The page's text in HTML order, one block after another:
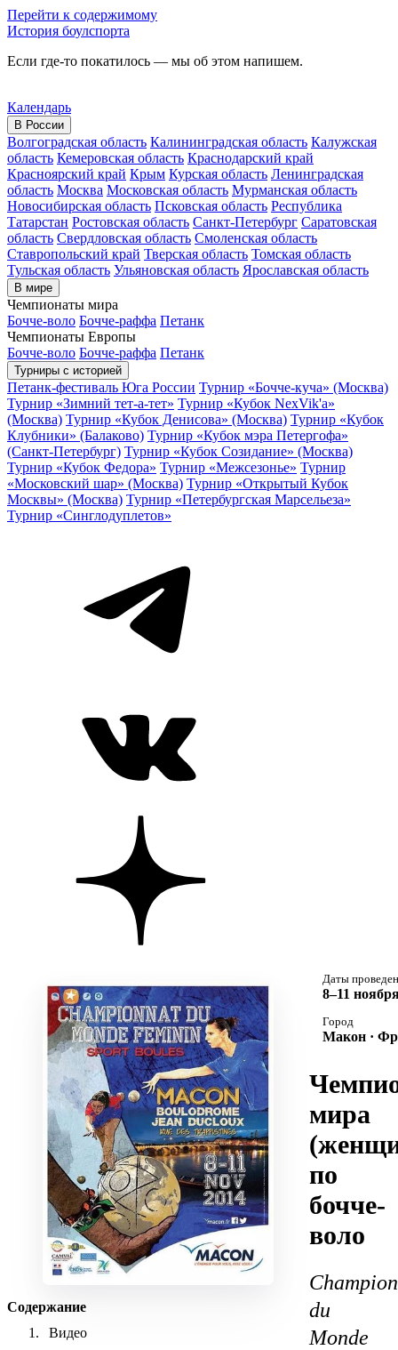
Перейти к содержимому
История боулспорта
Если где-то покатилось — мы об этом напишем.
Календарь
В России
Волгоградская область Калининградская область Калужская
область Кемеровская область Краснодарский край
Красноярский край Крым Курская область Ленинградская
область Москва Московская область Мурманская область
Новосибирская область Псковская область Республика
Татарстан Ростовская область Санкт-Петербург Саратовская
область Свердловская область Смоленская область
Ставропольский край Тверская область Томская область
Тульская область Ульяновская область Ярославская область
В мире
Чемпионаты мира
Бочче-воло Бочче-раффа Петанк
Чемпионаты Европы
Бочче-воло Бочче-раффа Петанк
Турниры с историей
Петанк-фестиваль Юга России Турнир «Бочче-куча» (Москва)
Турнир «Зимний тет-а-тет» Турнир «Кубок NexVik'a»
(Москва) Турнир «Кубок Денисова» (Москва) Турнир «Кубок
Клубники» (Балаково) Турнир «Кубок мэра Петергофа»
(Санкт-Петербург) Турнир «Кубок Созидание» (Москва)
Турнир «Кубок Федора» Турнир «Межсезонье» Турнир
«Московский шар» (Москва) Турнир «Открытый Кубок
Москвы» (Москва) Турнир «Петербургская Марсельеза»
Турнир «Синглодуплетов»
Содержание
Видео
Даты
8–11
Город
Макон ·
мира
по
бочче-
воло
du
Monde